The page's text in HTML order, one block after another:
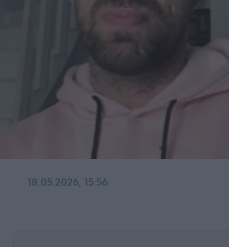
18.05.2026, 15:56